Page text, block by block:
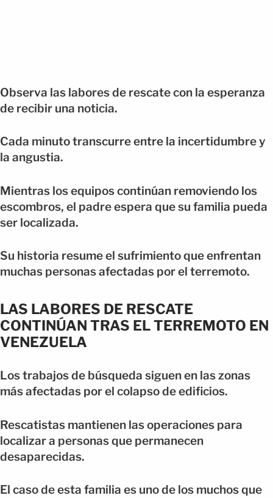
Observa las labores de rescate con la esperanza
de recibir una noticia.
Cada minuto transcurre entre la incertidumbre y
la angustia.
Mientras los equipos continúan removiendo los
escombros, el padre espera que su familia pueda
ser localizada.
Su historia resume el sufrimiento que enfrentan
muchas personas afectadas por el terremoto.
LAS LABORES DE RESCATE
CONTINÚAN TRAS EL TERREMOTO EN
VENEZUELA
Los trabajos de búsqueda siguen en las zonas
más afectadas por el colapso de edificios.
Rescatistas mantienen las operaciones para
localizar a personas que permanecen
desaparecidas.
El caso de esta familia es uno de los muchos que